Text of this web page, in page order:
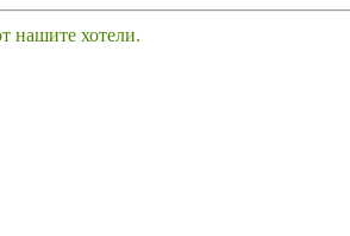
нашите хотели.